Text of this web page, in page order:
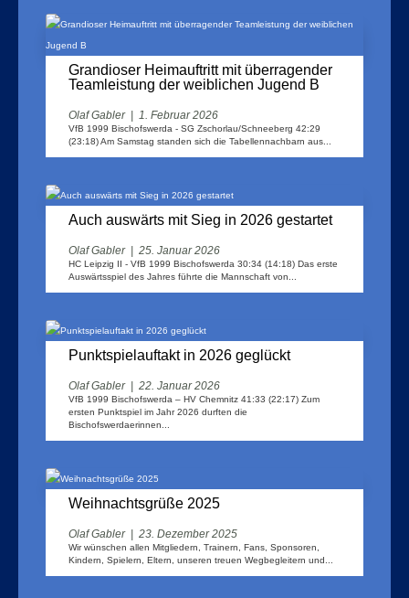
Grandioser Heimauftritt mit überragender
Teamleistung der weiblichen Jugend B
Olaf Gabler | 1. Februar 2026
VfB 1999 Bischofswerda - SG Zschorlau/Schneeberg 42:29
(23:18) Am Samstag standen sich die Tabellennachbarn aus...
Auch auswärts mit Sieg in 2026 gestartet
Olaf Gabler | 25. Januar 2026
HC Leipzig II - VfB 1999 Bischofswerda 30:34 (14:18) Das erste
Auswärtsspiel des Jahres führte die Mannschaft von...
Punktspielauftakt in 2026 geglückt
Olaf Gabler | 22. Januar 2026
VfB 1999 Bischofswerda – HV Chemnitz 41:33 (22:17) Zum
ersten Punktspiel im Jahr 2026 durften die
Bischofswerdaerinnen...
Weihnachtsgrüße 2025
Olaf Gabler | 23. Dezember 2025
Wir wünschen allen Mitgliedern, Trainern, Fans, Sponsoren,
Kindern, Spielern, Eltern, unseren treuen Wegbegleitern und...